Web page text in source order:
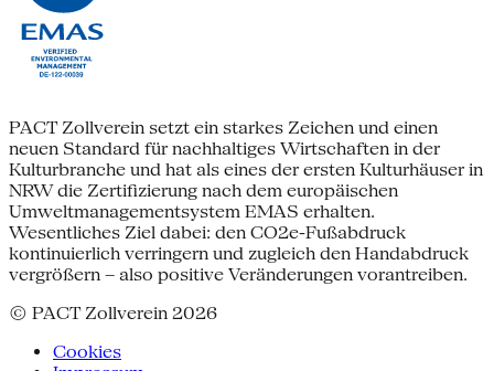
PACT Zollverein setzt ein starkes Zeichen und einen
neuen Standard für nachhaltiges Wirtschaften in der
Kulturbranche und hat als eines der ersten Kulturhäuser in
NRW die Zertifizierung nach dem europäischen
Umweltmanagementsystem EMAS erhalten.
Wesentliches Ziel dabei: den CO2e-Fußabdruck
kontinuierlich verringern und zugleich den Handabdruck
vergrößern – also positive Veränderungen vorantreiben.
© PACT Zollverein 2026
Cookies